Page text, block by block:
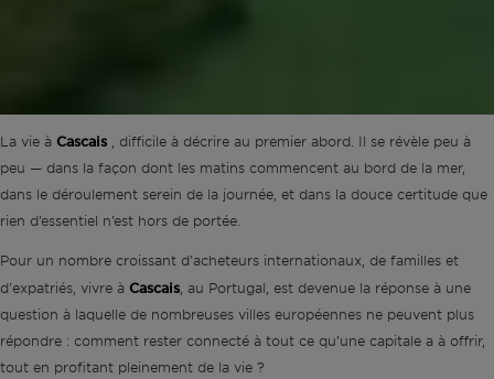
La vie à Cascais , difficile à décrire au premier abord. Il se révèle peu à
peu — dans la façon dont les matins commencent au bord de la mer,
dans le déroulement serein de la journée, et dans la douce certitude que
rien d’essentiel n’est hors de portée.
Pour un nombre croissant d'acheteurs internationaux, de familles et
d'expatriés, vivre à Cascais , au Portugal, est devenue la réponse à une
question à laquelle de nombreuses villes européennes ne peuvent plus
répondre : comment rester connecté à tout ce qu’une capitale a à offrir,
tout en profitant pleinement de la vie ?